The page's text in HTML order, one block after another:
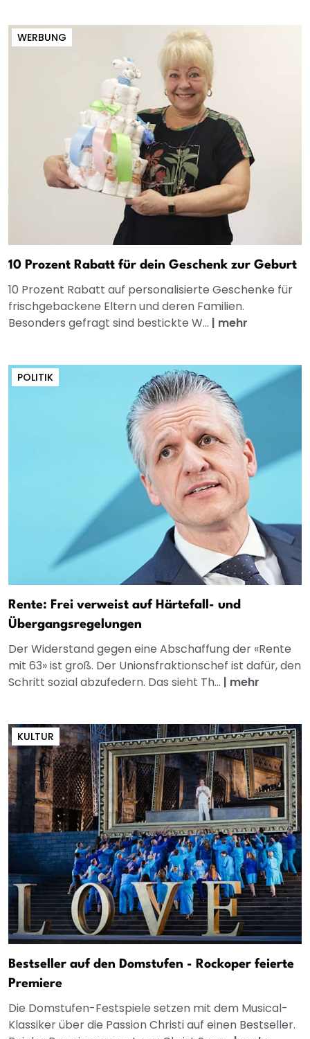
WERBUNG
10 Prozent Rabatt für dein Geschenk zur Geburt
10 Prozent Rabatt auf personalisierte Geschenke für
frischgebackene Eltern und deren Familien.
Besonders gefragt sind bestickte W... | mehr
POLITIK
Rente: Frei verweist auf Härtefall- und
Übergangsregelungen
Der Widerstand gegen eine Abschaffung der «Rente
mit 63» ist groß. Der Unionsfraktionschef ist dafür, den
Schritt sozial abzufedern. Das sieht Th... | mehr
KULTUR
Bestseller auf den Domstufen - Rockoper feierte
Premiere
Die Domstufen-Festspiele setzen mit dem Musical-
Klassiker über die Passion Christi auf einen Bestseller.